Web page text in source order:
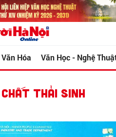
Văn Hóa Văn Học - Nghệ
THẢI SINH